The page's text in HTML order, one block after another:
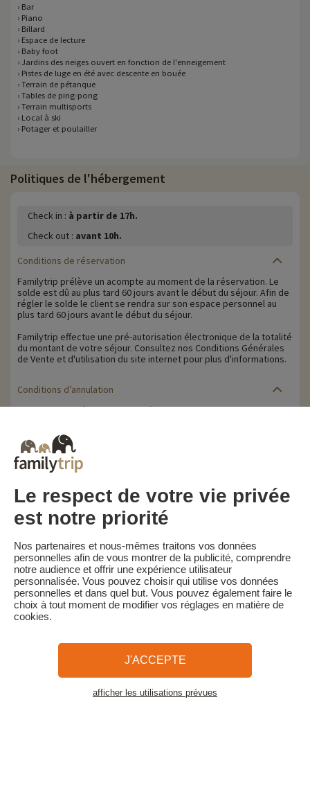
› Bar
› Piano
› Billard
› Espace de lecture
› Baby foot
› Jardins des neiges ouvert en fonction de l'enneigement
› Pistes de luge en été avec descente en bouée
› Terrain de pétanque
› Tables de ping-pong
› Terrain multisports
› Local à ski
› Potager et poulailler
Politiques de l'hébergement
Check in : à partir de 17h.
Check out : avant 10h.
Conditions de réservation
Familytrip prélève un acompte au moment de la réservation. Le
solde est dû au plus tard 60 jours avant le début du séjour. Afin de
régler le solde le client se rendra sur son espace personnel au
plus tard 60 jours avant le début du séjour.
Familytrip effectue une pré-autorisation électronique de la totalité
du montant de votre séjour. Consultez nos Conditions Générales
de Vente et d'utilisation du site internet pour plus d'informations.
Conditions d’annulation
Le solde de la réservation est dû au plus tard 60 jours avant le
de la réservation par e-mail 65 jours avant le début du séjour.
Les pénalités d'annulation sont calculées sur la base du barème
suivant :
• Annulation 60 jours ou plus avant la date de début du séjour :
acompte conservé
• Annulation moins de 60 jours avant la date de début du séjour :
100 % du prix du séjour
Familytrip vous conseille de souscrire l'assurance annulation de
son partenaire AREAS Assurances. Souscrivez au moment de la
réservation ou dans les 24h suivant votre réservation par
téléphone.
CGV et Charte de Confidentialité
La Presse parle de nous
Plan du site
Le respect de votre vie privée
est notre priorité
Nos partenaires et nous-mêmes traitons vos données
personnelles afin de vous montrer de la publicité, comprendre
notre audience et offrir une expérience utilisateur
personnalisée. Vous pouvez choisir qui utilise vos données
personnelles et dans quel but. Vous pouvez également faire le
choix à tout moment de modifier vos réglages en matière de
cookies.
J'ACCEPTE
afficher les utilisations prévues